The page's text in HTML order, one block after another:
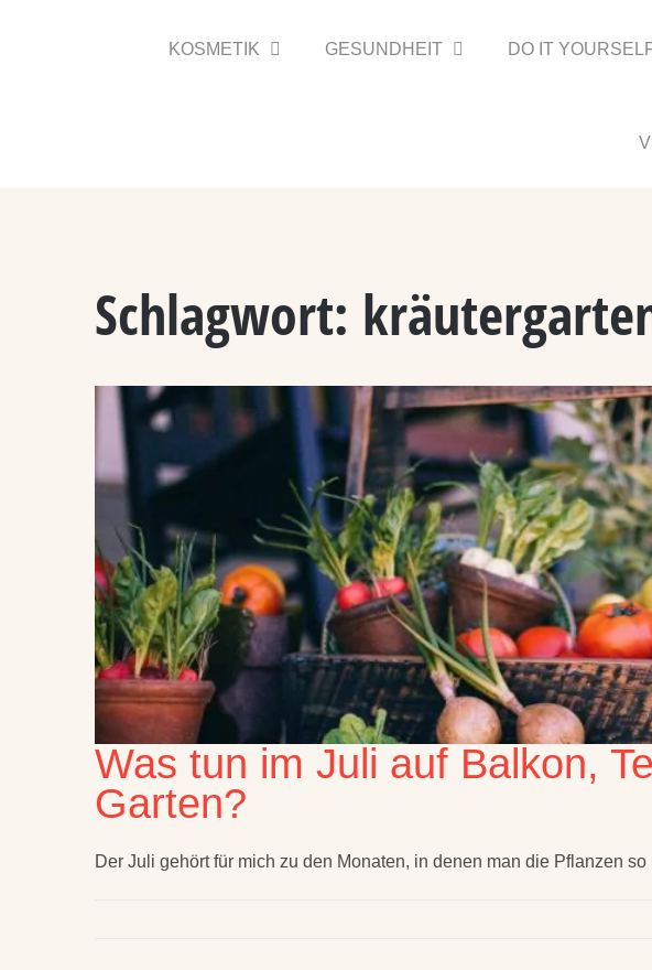
KOSMETIK GESUNDHEIT DO IT
Schlagwort:
Was tun im Juli auf Balkon,
Garten?
Der Juli gehört für mich zu den Monaten, in denen man die Pflanzen